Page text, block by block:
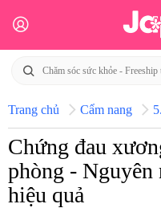
Trang chủ Cẩm nang
Chứng đau
phòng - Nguyên
hiệu quả